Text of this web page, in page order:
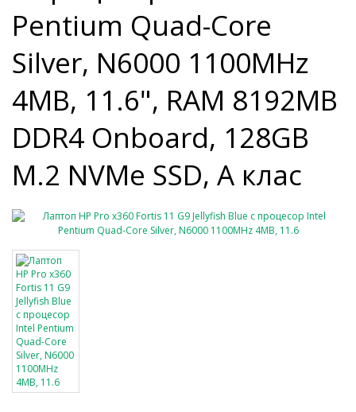
Pentium Quad-Core
Silver, N6000 1100MHz
4MB, 11.6", RAM 8192MB
DDR4 Onboard, 128GB
M.2 NVMe SSD, A клас